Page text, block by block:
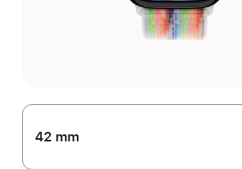
42 mm